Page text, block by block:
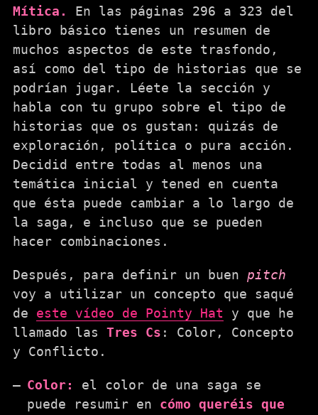
Mítica.
En las páginas 296 a 323 del
libro básico tienes un resumen de
muchos aspectos de este trasfondo,
así como del tipo de historias que se
podrían jugar. Léete la sección y
habla con tu grupo sobre el tipo de
historias que os gustan: quizás de
exploración, política o pura acción.
Decidid entre todas al menos una
temática inicial y tened en cuenta
que ésta puede cambiar a lo largo de
la saga, e incluso que se pueden
hacer combinaciones.
Después, para definir un buen pitch
voy a utilizar un concepto que saqué
de este vídeo de Pointy Hat y que he
llamado las Tres Cs : Color, Concepto
y Conflicto.
Color:
el color de una saga se
puede resumir en cómo queréis que